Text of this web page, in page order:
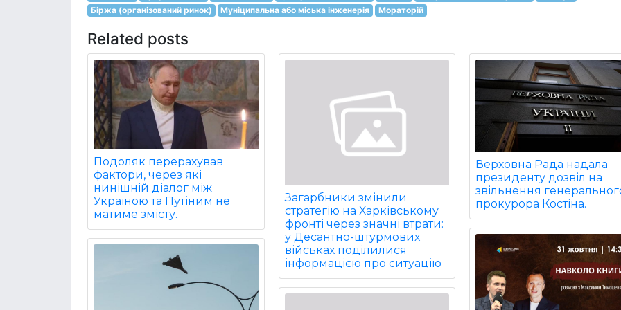
Біржа (організований ринок)
Муніципальна або міська інженерія Мораторій
Related posts
Подоляк перерахував
фактори, через які
нинішній діалог між
Україною та Путіним не
матиме змісту.
Загарбники змінили
стратегію на Харківському
фронті через значні втрати:
у Десантно-штурмових
військах поділилися
інформацією про ситуацію
Верховна Рада надала
президенту дозвіл на
звільнення
прокурора Костіна.